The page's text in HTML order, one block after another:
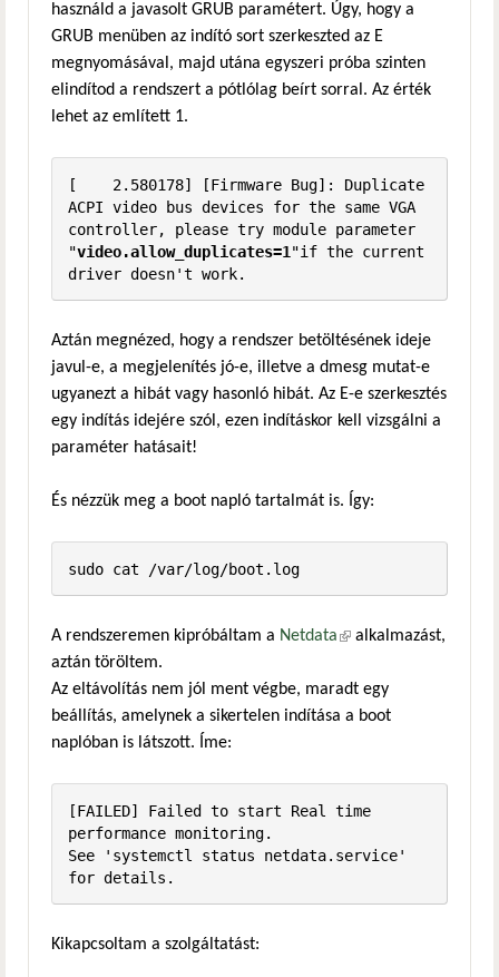
használd a javasolt GRUB paramétert. Úgy, hogy a
GRUB menüben az indító sort szerkeszted az E
megnyomásával, majd utána egyszeri próba szinten
elindítod a rendszert a pótlólag beírt sorral. Az érték
lehet az említett 1.
[    2.580178] [Firmware Bug]: Duplicate
ACPI video bus devices for the same VGA
controller, please try module parameter
"video.allow_duplicates=1 "if the current
driver doesn't work.
Aztán megnézed, hogy a rendszer betöltésének ideje
javul-e, a megjelenítés jó-e, illetve a dmesg mutat-e
ugyanezt a hibát vagy hasonló hibát. Az E-e szerkesztés
egy indítás idejére szól, ezen indításkor kell vizsgálni a
paraméter hatásait!
És nézzük meg a boot napló tartalmát is. Így:
sudo cat /var/log/boot.log
A rendszeremen kipróbáltam a Netdata(külső hivatkozás)
alkalmazást,
aztán töröltem.
Az eltávolítás nem jól ment végbe, maradt egy
beállítás, amelynek a sikertelen indítása a boot
naplóban is látszott. Íme:
[FAILED] Failed to start Real time
performance monitoring.
See 'systemctl status netdata.service'
for details.
Kikapcsoltam a szolgáltatást: